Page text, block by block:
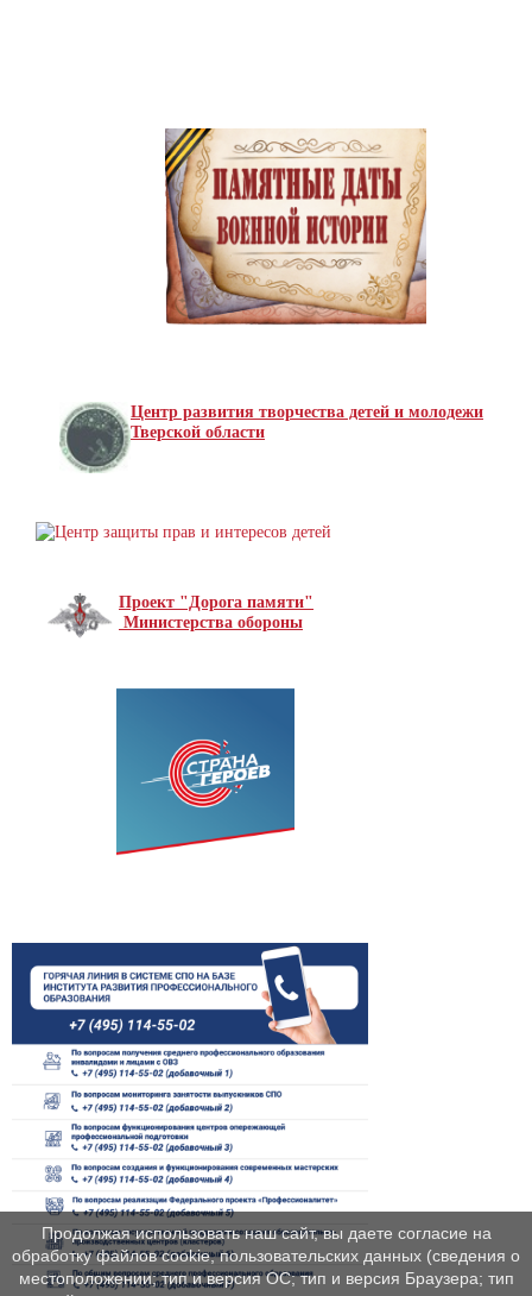
Центр развития творчества детей и молодежи
Тверской области
Проект "Дорога памяти"
Министерства обороны
Продолжая использовать наш сайт, вы даете согласие на
обработку файлов cookie, пользовательских данных (сведения о
местоположении; тип и версия ОС; тип и версия Браузера; тип